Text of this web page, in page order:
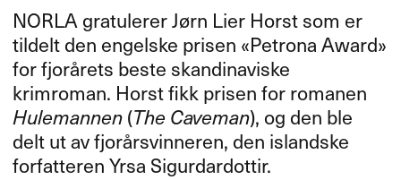
NORLAgratulerer J​ø​rn Lier Horst som er
tildelt den engelske prisen «​Petrona Award​»
for fjor​å​rets beste skandinaviske
krimroman. Horst fikk prisen for romanen
Hulemannen(The Caveman), og den ble
delt ut av fjor​å​rsvinneren, den islandske
forfatteren Yrsa Sigurdardottir.​​